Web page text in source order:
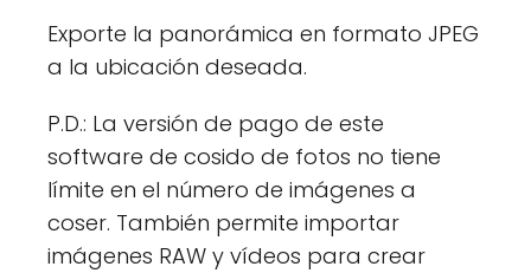
Exporte la panorámica en formato JPEG
a la ubicación deseada.
P.D.: La versión de pago de este
software de cosido de fotos no tiene
límite en el número de imágenes a
coser. También permite importar
imágenes RAW y vídeos para crear